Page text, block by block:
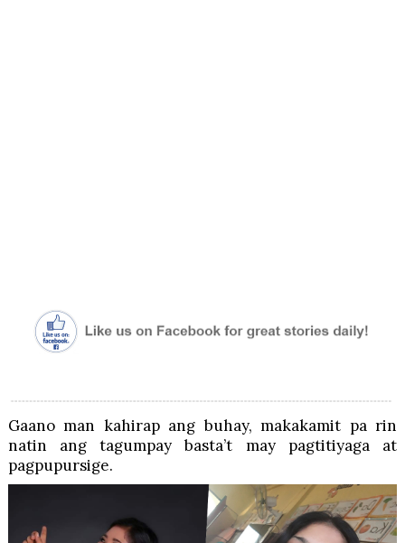
Gaano man kahirap ang buhay, makakamit pa rin
natin ang tagumpay basta’t may pagtitiyaga at
pagpupursige.